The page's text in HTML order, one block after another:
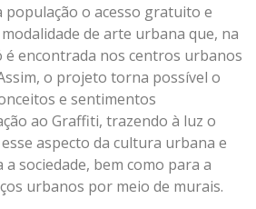
o acesso gratuito e
de arte urbana que, na
é encontrada nos centros urbanos
o projeto torna possível o
e sentimentos
ao Graffiti, trazendo à luz o
aspecto da cultura urbana e
sociedade, bem como para a
urbanos por meio de murais.